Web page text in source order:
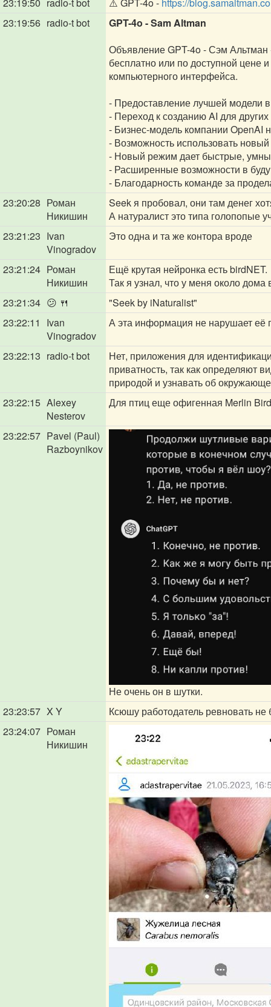
23:19:56 radio-t bot
GPT-4o - Sam Altman
Объявление GPT-4o - Сэм
бесплатно или по доступной цене
компьютерного интерфейса.
- Предоставление лучшей модели
- Переход к созданию AI для
- Бизнес-модель компании OpenAI
- Возможность использовать
- Новый режим дает быстрые,
- Расширенные возможности в
- Благодарность команде за
23:20:28 Роман
Никишин
Seek я пробовал, они там денег
А натуралист это типа голопопые
23:21:23 Ivan
Vinogradov
Это одна и та же контора вроде
23:21:24 Роман
Никишин
Ещё крутая нейронка есть birdNET.
Так я узнал, что у меня около
23:21:34 😕 🍴
"Seek by iNaturalist"
23:22:11
Ivan
Vinogradov
А эта информация не нарушает её
23:22:13 radio-t bot
Нет, приложения для
приватность, так как определяют
природой и узнавать об
23:22:15 Alexey
Nesterov
Для птиц еще офигенная Merlin
23:22:57 Pavel (Paul)
Razboynikov
Не очень он в шутки.
23:23:57 X Y
Ксюшу работодатель ревновать не
23:24:07 Роман
Никишин